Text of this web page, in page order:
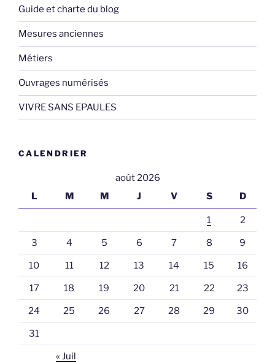
Guide et charte du blog
Mesures anciennes
Métiers
Ouvrages numérisés
VIVRE SANS EPAULES
CALENDRIER
août 2026
L
M M J V S D
1 2
3 4 5 6 7 8 9
10 11 12 13 14 15 16
17 18 19 20 21 22 23
24 25 26 27 28 29 30
31
« Juil